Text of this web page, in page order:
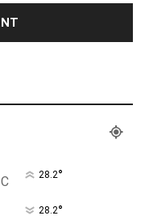
C 28.2°
28.2°